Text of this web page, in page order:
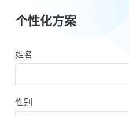
个性化方案
姓名
性别